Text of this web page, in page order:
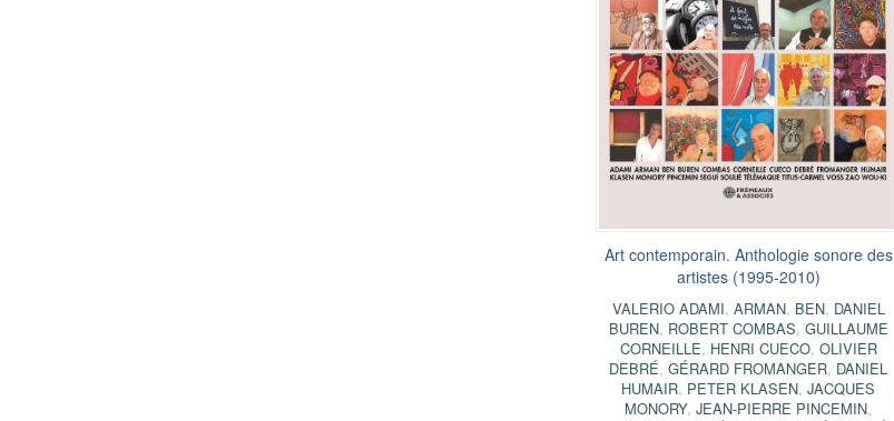
Art contemporain. Anthologie sonore des
artistes (1995-2010)
VALERIO ADAMI, ARMAN, BEN, DANIEL
BUREN, ROBERT COMBAS, GUILLAUME
CORNEILLE, HENRI CUECO, OLIVIER
DEBRÉ, GÉRARD FROMANGER, DANIEL
HUMAIR, PETER KLASEN, JACQUES
MONORY, JEAN-PIERRE PINCEMIN,